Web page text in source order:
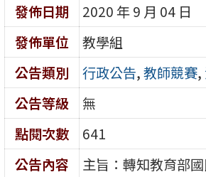
發佈日期
2020 年 9 月 04 日
發佈單位
教學組
公告類別
行政公告,教師競賽,
公告等級
無
點閱次數
641
公告內容
主旨：轉知教育部